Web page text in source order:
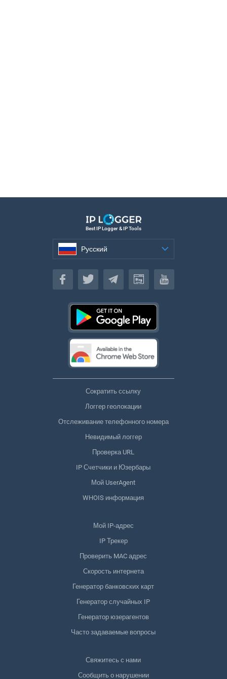
Best IP Logger & IP Tools
Русский
Русский
Сократить ссылку
Логгер геолокации
Отслеживание телефонного номера
Невидимый логгер
Проверка URL
IP Счетчики и Юзербары
Мой UserAgent
WHOIS информация
Мой IP-адрес
IP Трекер
Проверить MAC адрес
Скорость интернета
Генератор банковских карт
Генератор случайных IP
Генератор юзерагентов
Часто задаваемые вопросы
Свяжитесь с нами
Сообщить о нарушении